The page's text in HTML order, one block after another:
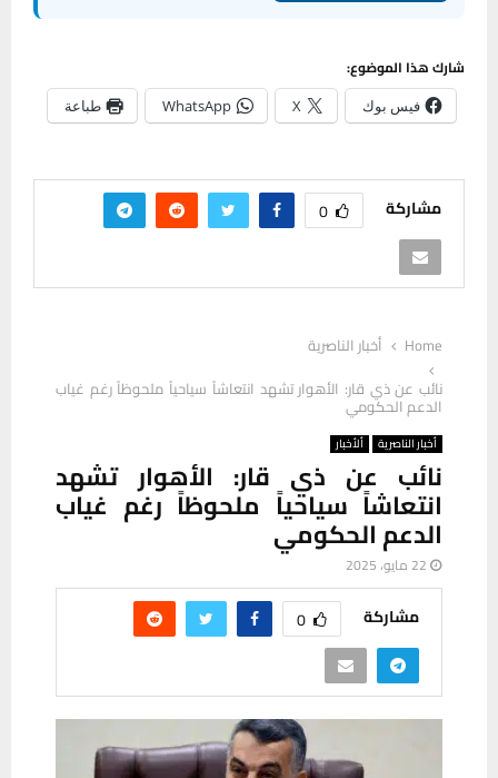
شارك هذا الموضوع:
فيس بوك X
WhatsApp طباعة
مشاركة 0
Home
أخبار الناصرية
نائب عن ذي قار: الأهوار تشهد انتعاشاً سياحياً ملحوظاً رغم غياب
الدعم الحكومي
أخبار الناصرية ألأخبار
نائب عن ذي قار: الأهوار تشهد
انتعاشاً سياحياً ملحوظاً رغم غياب
الدعم الحكومي
22 مايو، 2025
مشاركة 0